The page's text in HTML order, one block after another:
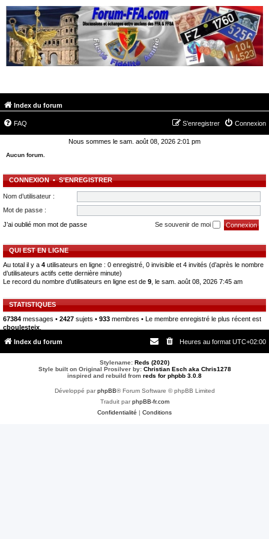
Index du forum
FAQ Connexion
S’enregistrer
Nous sommes le sam. août 08, 2026 2:01 pm
Aucun forum.
CONNEXION•S’ENREGISTRER
Nom d’utilisateur :
Mot de passe :
J’ai oublié mon mot de passe
Se souvenir de moi
QUI EST EN LIGNE
Au total il y a 4 utilisateurs en ligne : 0 enregistré, 0 invisible et 4 invités (d’après le nombre
d’utilisateurs actifs cette dernière minute)
Le record du nombre d’utilisateurs en ligne est de 9 , le sam. août 08, 2026 7:45 am
STATISTIQUES
67384 messages • 2427 sujets • 933 membres • Le membre enregistré le plus récent est
cboulesteix
Index du forum
Heures au format UTC+02:00
Stylename: Reds (2020)
Style built on Original Prosilver by: Christian Esch aka Chris1278
inspired and rebuild from reds for phpbb 3.0.8
Développé parphpBB® Forum Software © phpBB Limited
Traduit parphpBB-fr.com
Confidentialité | Conditions